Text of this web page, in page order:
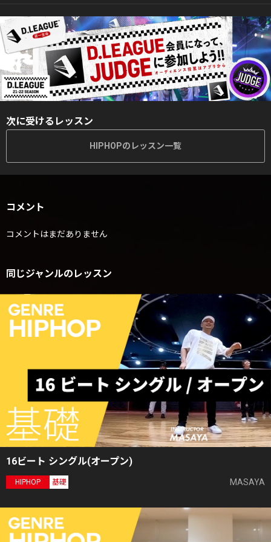
次に受けるレッスン
HIPHOPのレッスン一覧
コメント
コメントはまだありません
同じジャンルのレッスン
16ビート シングル(オープン)
HIPHOP 基礎 MASAYA